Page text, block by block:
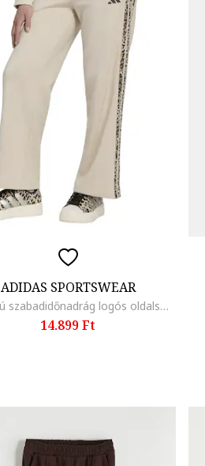
ADIDAS SPORTSWEAR
Bő szárú szabadidőnadrág logós oldalsó csíkokkal, Világosbézs,
14.899 Ft